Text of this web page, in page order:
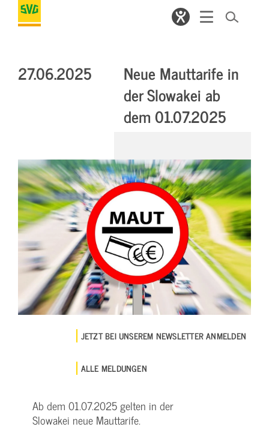
27.06.2025
Neue Mauttarife in
der Slowakei ab
dem 01.07.2025
JETZT BEI UNSEREM NEWSLETTER ANMELDEN
ALLE MELDUNGEN
Ab dem 01.07.2025 gelten in der
Slowakei neue Mauttarife.